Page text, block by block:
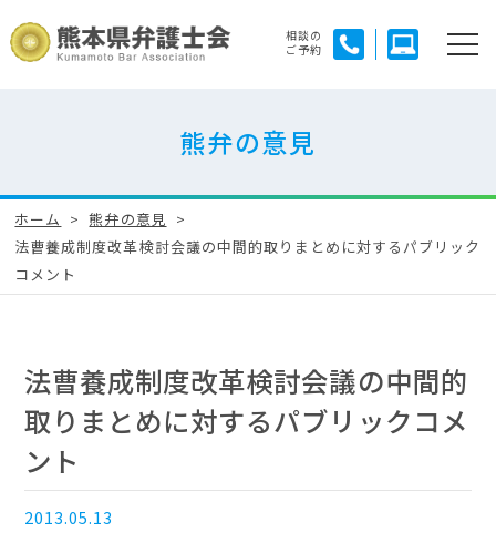
相談の
ご予約
熊弁の意見
ホーム
熊弁の意見
法曹養成制度改革検討会議の中間的取りまとめに対するパブリック
コメント
法曹養成制度改革検討会議の中間的
取りまとめに対するパブリックコメ
ント
2013.05.13